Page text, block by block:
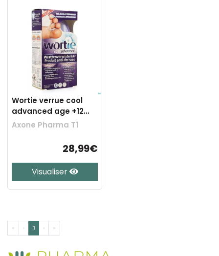
Wortie verrue cool
advanced age +12
50ml
Axone Pharma T1
28,99€
Visualiser
« ‹ 1 › »